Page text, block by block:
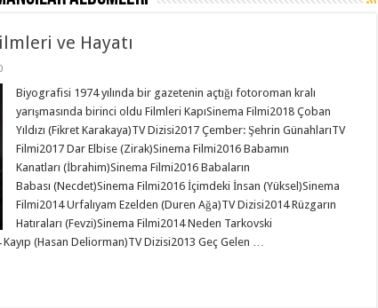
ve Hayatı
Biyografisi 1974 yılında bir gazetenin açtığı fotoroman kralı
yarışmasında birinci oldu Filmleri KapıSinema Filmi2018 Çoban
Yıldızı (Fikret Karakaya)TV Dizisi2017 Çember: Şehrin GünahlarıTV
Filmi2017 Dar Elbise (Zirak)Sinema Filmi2016 Babamın
Kanatları (İbrahim)Sinema Filmi2016 Babaların
Babası (Necdet)Sinema Filmi2016 İçimdeki İnsan (Yüksel)Sinema
Filmi2014 Urfalıyam Ezelden (Duren Ağa)TV Dizisi2014 Rüzgarın
Hatıraları (Fevzi)Sinema Filmi2014 Neden Tarkovski
(Hasan Deliorman)TV Dizisi2013 Geç Gelen …